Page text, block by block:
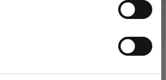
Eu entendi